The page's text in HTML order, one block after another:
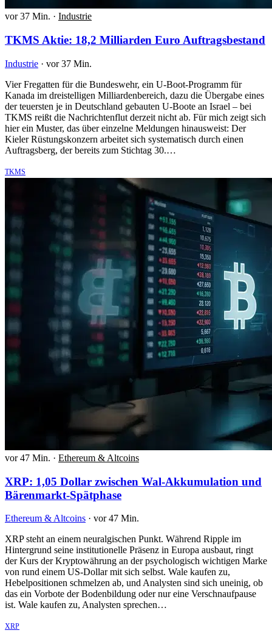
vor 37 Min. · Industrie
TKMS Aktie: 18,2 Milliarden Euro Auftragsbestand
Industrie · vor 37 Min.
Vier Fregatten für die Bundeswehr, ein U-Boot-Programm für
Kanada im dreistelligen Milliardenbereich, dazu die Übergabe eines
der teuersten je in Deutschland gebauten U-Boote an Israel – bei
TKMS reißt die Nachrichtenflut derzeit nicht ab. Für mich zeigt sich
hier ein Muster, das über einzelne Meldungen hinausweist: Der
Kieler Rüstungskonzern arbeitet sich systematisch durch einen
Auftragsberg, der bereits zum Stichtag 30.…
TKMS
vor 47 Min. · Ethereum & Altcoins
XRP: 1,05 Dollar zwischen Wal-Akkumulation und
Bärenmarkt-Spätphase
Ethereum & Altcoins · vor 47 Min.
XRP steht an einem neuralgischen Punkt. Während Ripple im
Hintergrund seine institutionelle Präsenz in Europa ausbaut, ringt
der Kurs der Kryptowährung an der psychologisch wichtigen Marke
von rund einem US-Dollar mit sich selbst. Wale kaufen zu,
Hebelpositionen schmelzen ab, und Analysten sind sich uneinig, ob
das ein Vorbote der Bodenbildung oder nur eine Verschnaufpause
ist. Wale kaufen zu, Analysten sprechen…
XRP